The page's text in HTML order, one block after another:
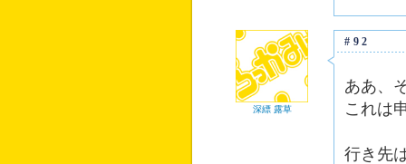
深縹 露草
#92
ああ、
これは
行き先